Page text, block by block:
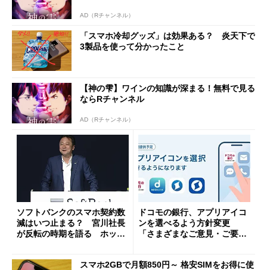
AD（Rチャンネル）
「スマホ冷却グッズ」は効果ある？ 炎天下で
3製品を使って分かったこと
【神の雫】ワインの知識が深まる！無料で見る
ならRチャンネル
AD（Rチャンネル）
ソフトバンクのスマホ契約数
減はいつ止まる？ 宮川社長
が反転の時期を語る ホッピ
ドコモの銀行、アプリアイコ
ンを選べるよう方針変更
「さまざまなご意見・ご要望
スマホ2GBで月額850円～ 格安SIMをお得に使